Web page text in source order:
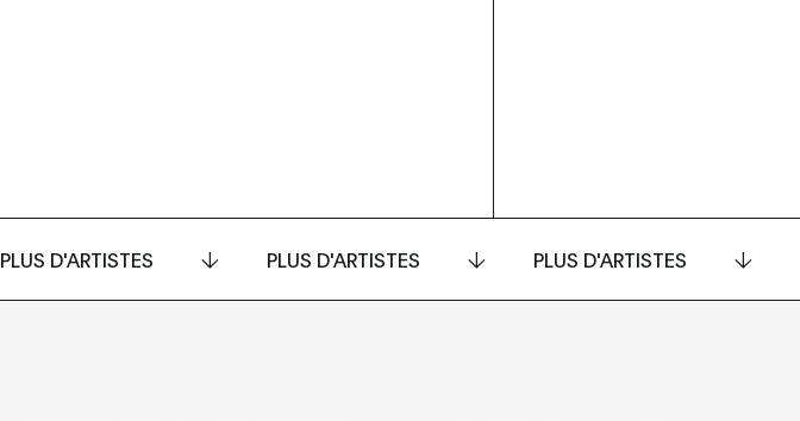
PLUS D'ARTISTES PLUS D'ARTISTES PLUS D'ARTISTES